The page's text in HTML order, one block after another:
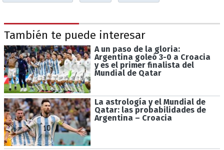
También te puede interesar
A un paso de la gloria:
Argentina goleó 3-0 a Croacia
y es el primer finalista del
Mundial de Qatar
La astrología y el Mundial de
Qatar: las probabilidades de
Argentina – Croacia